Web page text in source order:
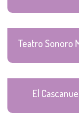
Teatro Sonoro
El